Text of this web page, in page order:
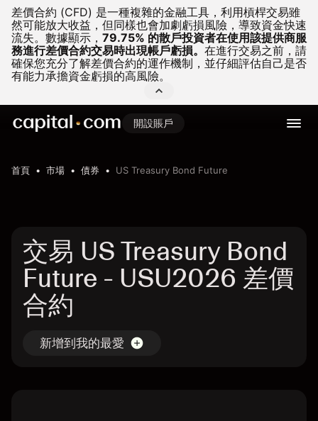
差價合約 (CFD) 是一種複雜的金融工具，利用槓桿交易雖
然可能放大收益，但同樣也會加劇虧損風險，導致資金快速
流失。 數據顯示， 79.75% 的散戶投資者在使用該提供商服
務進行差價合約交易時出現帳戶虧損。 在進行交易之前，請
確保您充分了解差價合約的運作機制，並仔細評估自己是否
有能力承擔資金虧損的高風險。
開設賬戶
首頁 市場 債券 US Treasury Bond Future
交易 US Treasury Bond
Future - USU2026 差價
合約
新增到我的最愛